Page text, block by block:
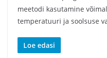
meetodi kasutamine
temperatuuri ja soolsuse
Loe edasi